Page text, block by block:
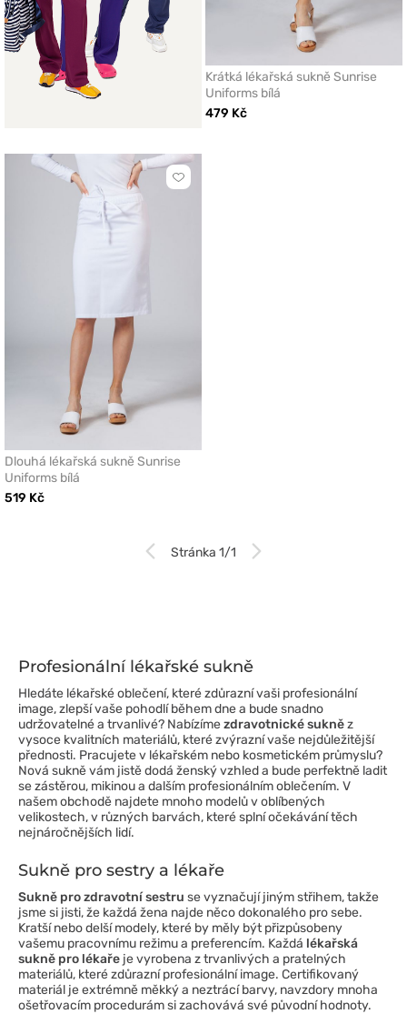
Krátká lékařská sukně Sunrise
Uniforms bílá
479 Kč
Kliknutím
Dlouhá lékařská sukně Sunrise
Uniforms bílá
519 Kč
Stránka 1/1
Profesionální lékařské sukně
Hledáte lékařské oblečení, které zdůrazní vaši profesionální
image, zlepší vaše pohodlí během dne a bude snadno
udržovatelné a trvanlivé? Nabízímezdravotnické sukněz
vysoce kvalitních materiálů, které zvýrazní vaše nejdůležitější
přednosti. Pracujete v lékařském nebo kosmetickém průmyslu?
Nová sukně vám jistě dodá ženský vzhled a bude perfektně ladit
se zástěrou, mikinou a dalším profesionálním oblečením. V
našem obchodě najdete mnoho modelů v oblíbených
velikostech, v různých barvách, které splní očekávání těch
nejnáročnějších lidí.
Sukně pro sestry a lékaře
Sukně pro zdravotní sestru se vyznačují jiným střihem, takže
jsme si jisti, že každá žena najde něco dokonalého pro sebe.
Kratší nebo delší modely, které by měly být přizpůsobeny
vašemu pracovnímu režimu a preferencím. Každá lékařská
sukně pro lékaře je vyrobena z trvanlivých a pratelných
materiálů, které zdůrazní profesionální image. Certifikovaný
materiál je extrémně měkký a neztrácí barvy, navzdory mnoha
ošetřovacím procedurám si zachovává své původní hodnoty.